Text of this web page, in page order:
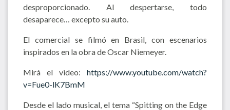
desproporcionado. Al despertarse, todo
desaparece… excepto su auto.
El comercial se filmó en Brasil, con escenarios
inspirados en la obra de Oscar Niemeyer.
Mirá el video: https://www.youtube.com/watch?
v=Fue0-lK7BmM
Desde el lado musical, el tema “Spitting on the Edge